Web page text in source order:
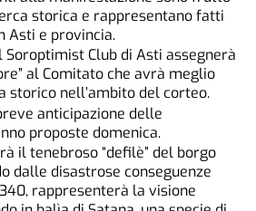
storica e rappresentano fatti
Asti e provincia.
Soroptimist Club di Asti assegnerà
al Comitato che avrà meglio
storico nell’ambito del corteo.
anticipazione delle
proposte domenica.
il tenebroso “defilè” del borgo
dalle disastrose conseguenze
rappresenterà la visione